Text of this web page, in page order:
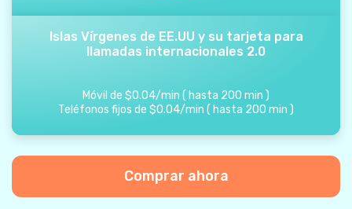
Islas Vírgenes de EE.UU y su tarjeta para
llamadas internacionales 2.0
Móvil de $0.04/min ( hasta 200 min )
Teléfonos fijos de $0.04/min ( hasta 200 min )
Comprar ahora